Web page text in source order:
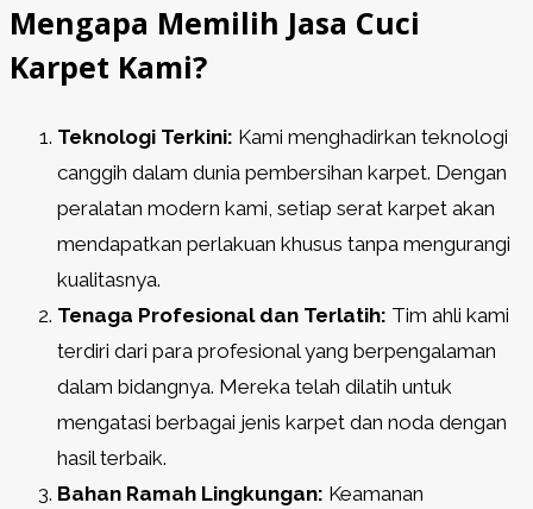
Mengapa Memilih Jasa Cuci
Karpet Kami?
Teknologi Terkini: Kami menghadirkan teknologi
canggih dalam dunia pembersihan karpet. Dengan
peralatan modern kami, setiap serat karpet akan
mendapatkan perlakuan khusus tanpa mengurangi
kualitasnya.
Tenaga Profesional dan Terlatih: Tim ahli kami
terdiri dari para profesional yang berpengalaman
dalam bidangnya. Mereka telah dilatih untuk
mengatasi berbagai jenis karpet dan noda dengan
hasil terbaik.
Bahan Ramah Lingkungan: Keamanan